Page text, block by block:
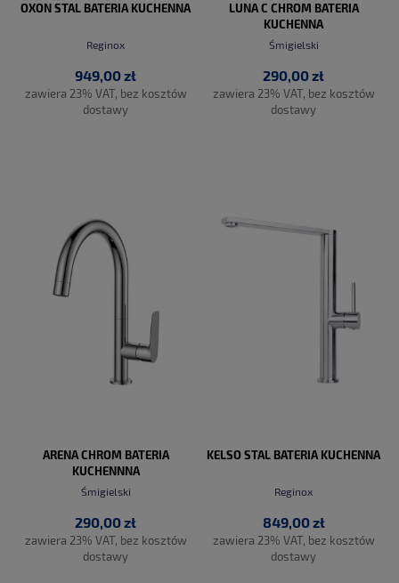
OXON STAL BATERIA KUCHENNA
Reginox
949,00 zł
zawiera 23% VAT, bez kosztów
dostawy
LUNA C CHROM BATERIA
KUCHENNA
Śmigielski
290,00 zł
zawiera 23% VAT, bez kosztów
dostawy
ARENA CHROM BATERIA
KUCHENNNA
Śmigielski
290,00 zł
zawiera 23% VAT, bez kosztów
dostawy
KELSO STAL BATERIA KUCHENNA
Reginox
849,00 zł
zawiera 23% VAT, bez kosztów
dostawy